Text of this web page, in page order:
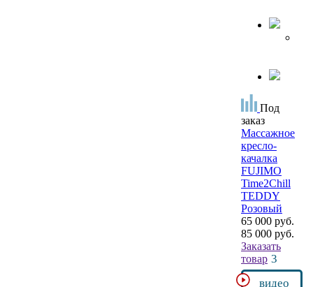
Под
заказ
Массажное
кресло-
качалка
FUJIMO
Time2Chill
TEDDY
Розовый
65 000 руб.
85 000 руб.
Заказать
товар 3
видео